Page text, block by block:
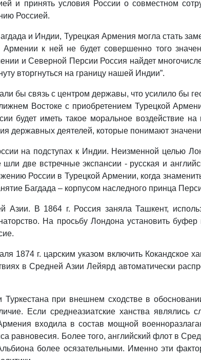
и принять условия России о совместном
Россией.
и Индии, Турецкая Армения могла стать
к ней не будет совершенно того
и Северной Персии Россия найдет
вторгнуться на границу нашей Индии”.
бы связь с центром державы, что усилило бы
Востоке с приобретением Турецкой
будет иметь такое моральное воздействие
державных деятелей, которые понимают
на подступах к Индии. Неизменной целью
две встречные экспансии - русская и
России в Турецкой Армении, когда
Багдада – корпусом наследного принца
В 1864 г. Россия заняла Ташкент,
На просьбу Лондона установить
г. царским указом включить Кокандское
в Средней Азии Лейярд автоматически
при внешнем сходстве в
Если среднеазиатские ханства
входила в состав мощной
Более того, английский флот в
более осязательными. Именно эти